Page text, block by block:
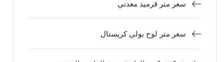
سعر متر قرميد معدني
سعر متر لوح بولي كريستال